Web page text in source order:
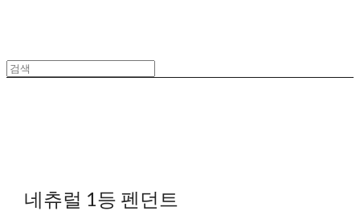
네츄럴 1등 펜던트